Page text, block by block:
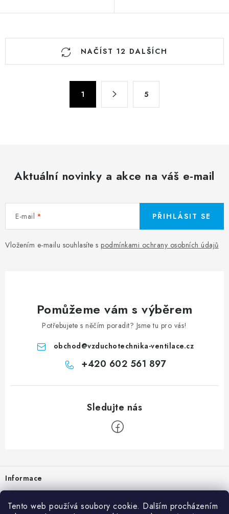
Tento web používá soubory cookie. Dalším procházením
Ovládací prvky výpisuNAČÍST 12 DALŠÍCH
1 5
Aktuální novinky a akce na váš e-mail
E-mail
Vložením e-mailu souhlasíte s podmínkami ochrany osobních údajů
PŘIHLÁSIT SE
Pomůžeme vám s výběrem
Potřebujete s něčím poradit? Jsme tu pro vás!
obchod@vzduchotechnika-ventilace.cz
+420 602 561 897
Informace
Prodejna